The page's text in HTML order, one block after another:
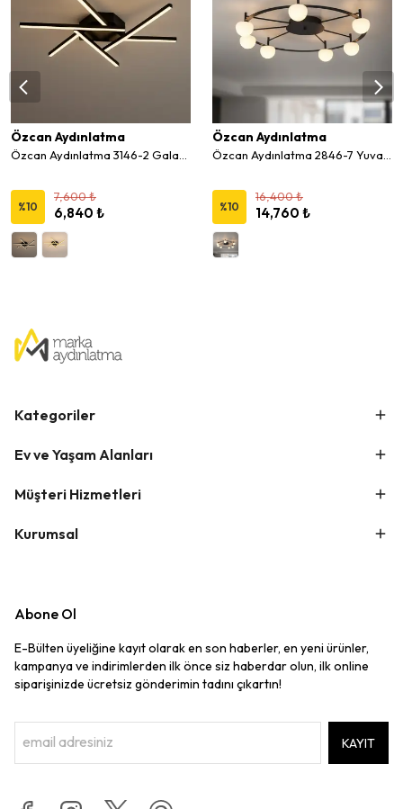
Özcan Aydınlatma
%10
7,600 ₺
6,840 ₺
Özcan Aydınlatma
%10
16,400 ₺
14,760 ₺
Kategoriler
Ev ve Yaşam Alanları
Müşteri Hizmetleri
Kurumsal
Abone Ol
E-Bülten üyeliğine kayıt olarak en son haberler, en yeni ürünler,
kampanya ve indirimlerden ilk önce siz haberdar olun, ilk online
siparişinizde ücretsiz gönderimin tadını çıkartın!
KAYIT